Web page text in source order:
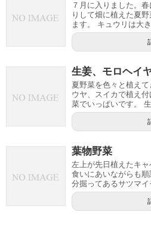
７月に入りました。
りして畑に植えた夏
ます。 キュウリは大
生姜、モロヘイ
夏野菜を色々と植え
ウヤ、スイカで植え
菜でいっぱいです。
葉物野菜
左上が先日植えたキ
食いにあいながらも
分掘ってあるサツマ